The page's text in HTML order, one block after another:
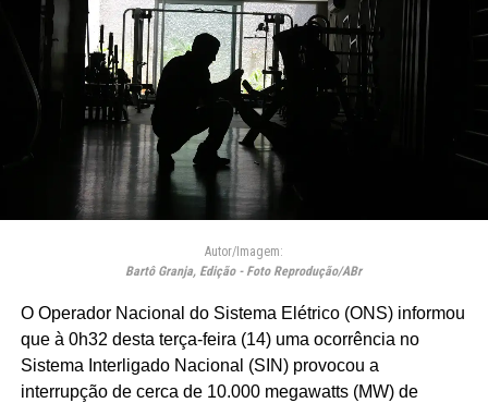
Autor/Imagem:
Bartô Granja, Edição - Foto Reprodução/ABr
O Operador Nacional do Sistema Elétrico (ONS) informou
que à 0h32 desta terça-feira (14) uma ocorrência no
Sistema Interligado Nacional (SIN) provocou a
interrupção de cerca de 10.000 megawatts (MW) de